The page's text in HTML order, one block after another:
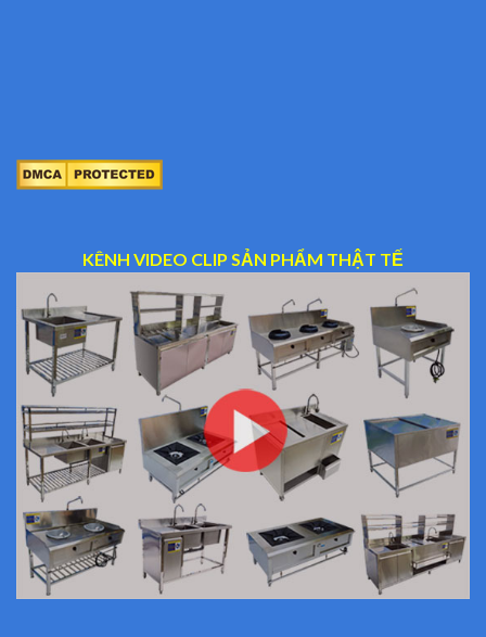
KÊNH VIDEO CLIP SẢN PHẨM THẬT TẾ